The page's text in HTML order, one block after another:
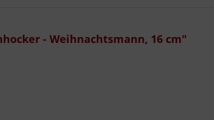
- Weihnachtsmann, 16 cm"